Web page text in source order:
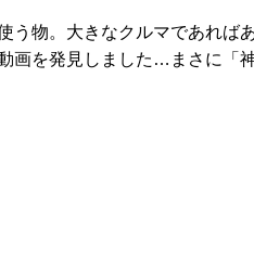
う物。大きなクルマであれば
画を発見しました…まさに「神